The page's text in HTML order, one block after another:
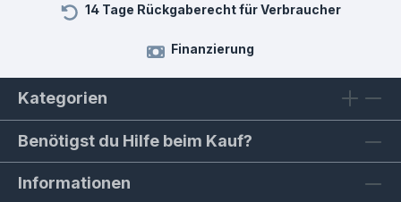
14 Tage Rückgaberecht für Verbraucher
Finanzierung
Kategorien
Benötigst du Hilfe beim Kauf?
Informationen